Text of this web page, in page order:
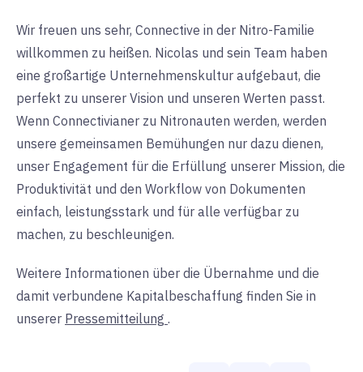
Wir freuen uns sehr, Connective in der Nitro-Familie
willkommen zu heißen. Nicolas und sein Team haben
eine großartige Unternehmenskultur aufgebaut, die
perfekt zu unserer Vision und unseren Werten passt.
Wenn Connectivianer zu Nitronauten werden, werden
unsere gemeinsamen Bemühungen nur dazu dienen,
unser Engagement für die Erfüllung unserer Mission, die
Produktivität und den Workflow von Dokumenten
einfach, leistungsstark und für alle verfügbar zu
machen, zu beschleunigen.
Weitere Informationen über die Übernahme und die
damit verbundene Kapitalbeschaffung finden Sie in
unserer Pressemitteilung .